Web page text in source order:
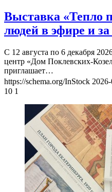
Выставка «Тепло
людей в эфире и
С 12 августа по 6 декабря
центр «Дом Поклевских-
приглашает…
https://schema.org/InStock
10 1